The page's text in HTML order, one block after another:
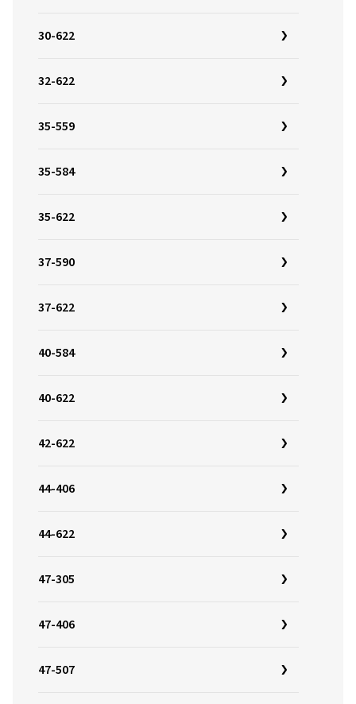
30-622
32-622
35-559
35-584
35-622
37-590
37-622
40-584
40-622
42-622
44-406
44-622
47-305
47-406
47-507